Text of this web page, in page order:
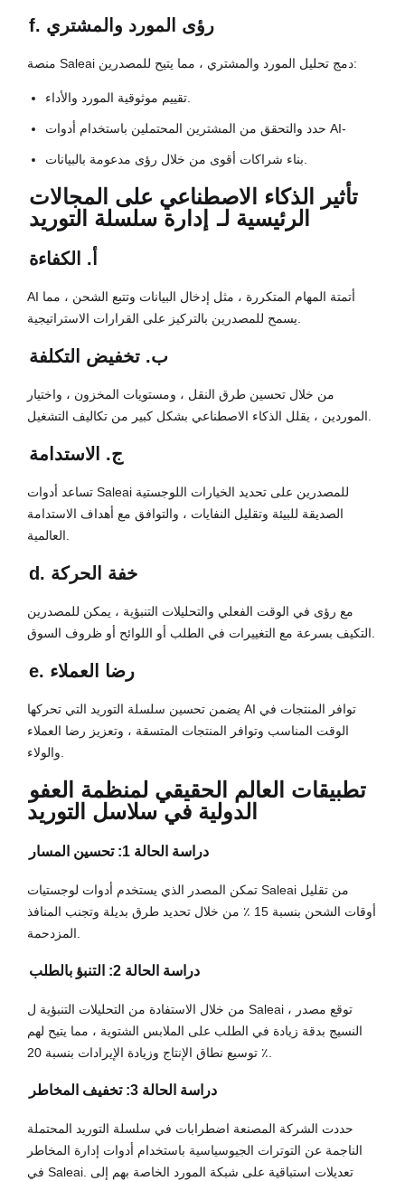
f. رؤى المورد والمشتري
منصة Saleai دمج تحليل المورد والمشتري ، مما يتيح للمصدرين:
تقييم موثوقية المورد والأداء.
حدد والتحقق من المشترين المحتملين باستخدام أدوات AI-
بناء شراكات أقوى من خلال رؤى مدعومة بالبيانات.
تأثير الذكاء الاصطناعي على المجالات
الرئيسية لـ إدارة سلسلة التوريد
أ. الكفاءة
AI أتمتة المهام المتكررة ، مثل إدخال البيانات وتتبع الشحن ، مما
يسمح للمصدرين بالتركيز على القرارات الاستراتيجية.
ب. تخفيض التكلفة
من خلال تحسين طرق النقل ، ومستويات المخزون ، واختيار
الموردين ، يقلل الذكاء الاصطناعي بشكل كبير من تكاليف التشغيل.
ج. الاستدامة
تساعد أدوات Saleai للمصدرين على تحديد الخيارات اللوجستية
الصديقة للبيئة وتقليل النفايات ، والتوافق مع أهداف الاستدامة
العالمية.
d. خفة الحركة
مع رؤى في الوقت الفعلي والتحليلات التنبؤية ، يمكن للمصدرين
التكيف بسرعة مع التغييرات في الطلب أو اللوائح أو ظروف السوق.
e. رضا العملاء
يضمن تحسين سلسلة التوريد التي تحركها AI توافر المنتجات في
الوقت المناسب وتوافر المنتجات المتسقة ، وتعزيز رضا العملاء
والولاء.
تطبيقات العالم الحقيقي لمنظمة العفو
الدولية في سلاسل التوريد
دراسة الحالة 1: تحسين المسار
تمكن المصدر الذي يستخدم أدوات لوجستيات Saleai من تقليل
أوقات الشحن بنسبة 15 ٪ من خلال تحديد طرق بديلة وتجنب المنافذ
المزدحمة.
دراسة الحالة 2: التنبؤ بالطلب
من خلال الاستفادة من التحليلات التنبؤية ل Saleai ، توقع مصدر
النسيج بدقة زيادة في الطلب على الملابس الشتوية ، مما يتيح لهم
توسيع نطاق الإنتاج وزيادة الإيرادات بنسبة 20 ٪.
دراسة الحالة 3: تخفيف المخاطر
حددت الشركة المصنعة اضطرابات في سلسلة التوريد المحتملة
الناجمة عن التوترات الجيوسياسية باستخدام أدوات إدارة المخاطر
في Saleai. تعديلات استباقية على شبكة المورد الخاصة بهم إلى